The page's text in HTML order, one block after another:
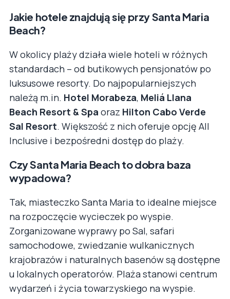
Jakie hotele znajdują się przy Santa Maria
Beach?
W okolicy plaży działa wiele hoteli w różnych
standardach – od butikowych pensjonatów po
luksusowe resorty. Do najpopularniejszych
należą m.in. Hotel Morabeza, Meliá Llana
Beach Resort & Spa oraz Hilton Cabo Verde
Sal Resort. Większość z nich oferuje opcję All
Inclusive i bezpośredni dostęp do plaży.
Czy Santa Maria Beach to dobra baza
wypadowa?
Tak, miasteczko Santa Maria to idealne miejsce
na rozpoczęcie wycieczek po wyspie.
Zorganizowane wyprawy po Sal, safari
samochodowe, zwiedzanie wulkanicznych
krajobrazów i naturalnych basenów są dostępne
u lokalnych operatorów. Plaża stanowi centrum
wydarzeń i życia towarzyskiego na wyspie.